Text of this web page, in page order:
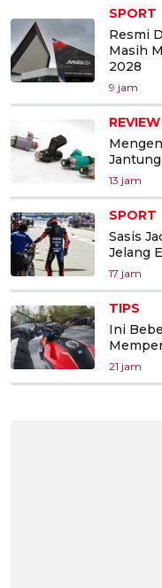
SPORT
Resmi
Masih
2028
9 jam
REVIEW
13 jam
SPORT
Sasis
Jelang
17 jam
TIPS
Ini
21 jam